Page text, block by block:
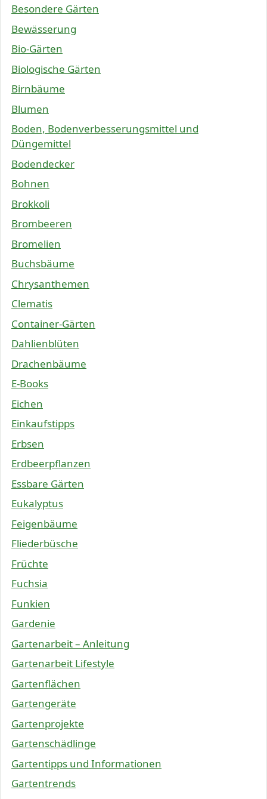
Besondere Gärten
Bewässerung
Bio-Gärten
Biologische Gärten
Birnbäume
Blumen
Boden, Bodenverbesserungsmittel und
Düngemittel
Bodendecker
Bohnen
Brokkoli
Brombeeren
Bromelien
Buchsbäume
Chrysanthemen
Clematis
Container-Gärten
Dahlienblüten
Drachenbäume
E-Books
Eichen
Einkaufstipps
Erbsen
Erdbeerpflanzen
Essbare Gärten
Eukalyptus
Feigenbäume
Fliederbüsche
Früchte
Fuchsia
Funkien
Gardenie
Gartenarbeit – Anleitung
Gartenarbeit Lifestyle
Gartenflächen
Gartengeräte
Gartenprojekte
Gartenschädlinge
Gartentipps und Informationen
Gartentrends